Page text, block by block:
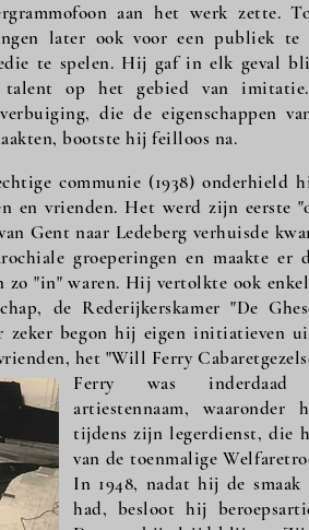
aan het werk zette.
later ook voor een publiek
te spelen. Hij gaf in elk geval
talent op het gebied van
die de eigenschappen
bootste hij feilloos na.
communie (1938) onderhield
en vrienden. Het werd zijn eerste
Gent naar Ledeberg verhuisde
groeperingen en maakte er
zo "in" waren. Hij vertolkte ook
de Rederijkerskamer "De
zeker begon hij eigen initiatieven
het "Will Ferry
Ferry was
artiestennaam,
tijdens zijn legerdienst, die
van de toenmalige
In 1948, nadat hij de smaak
had, besloot hij